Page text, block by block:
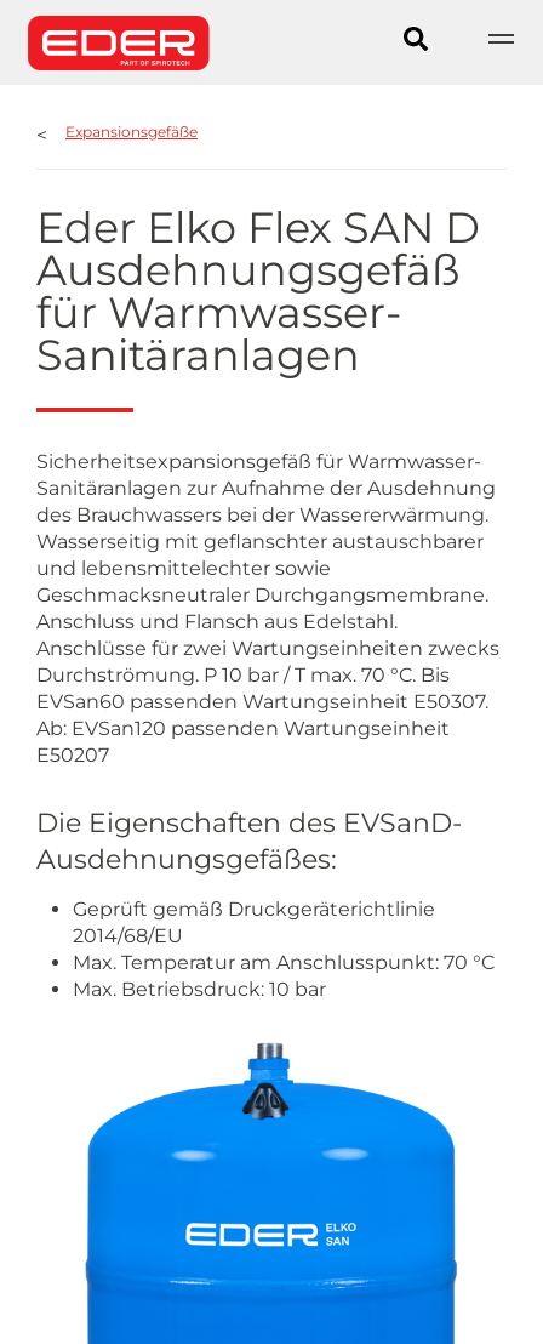
Expansionsgefäße
Eder Elko Flex SAN D
Ausdehnungsgefäß
für Warmwasser-
Sanitäranlagen
Sicherheitsexpansionsgefäß für Warmwasser-
Sanitäranlagen zur Aufnahme der Ausdehnung
des Brauchwassers bei der Wassererwärmung.
Wasserseitig mit geflanschter austauschbarer
und lebensmittelechter sowie
Geschmacksneutraler Durchgangsmembrane.
Anschluss und Flansch aus Edelstahl.
Anschlüsse für zwei Wartungseinheiten zwecks
Durchströmung. P 10 bar / T max. 70 °C. Bis
EVSan60 passenden Wartungseinheit E50307.
Ab: EVSan120 passenden Wartungseinheit
E50207
Die Eigenschaften des EVSanD-
Ausdehnungsgefäßes:
Geprüft gemäß Druckgeräterichtlinie
2014/68/EU
Max. Temperatur am Anschlusspunkt: 70 °C
Max. Betriebsdruck: 10 bar